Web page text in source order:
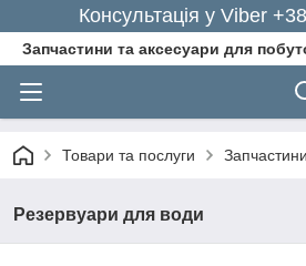
Консультація у Viber
Запчастини та аксесуари для
Товари та послуги
Резервуари для води